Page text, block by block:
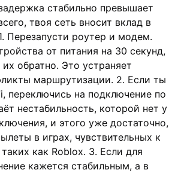
стабильно превышает
твоя сеть вносит вклад в
Перезапусти роутер и модем.
от питания на 30 секунд,
обратно. Это устраняет
маршрутизации. 2. Если ты
переключись на подключение по
нестабильность, которой нет у
и этого уже достаточно,
в играх, чувствительных к
как Roblox. 3. Если для
кажется стабильным, а в